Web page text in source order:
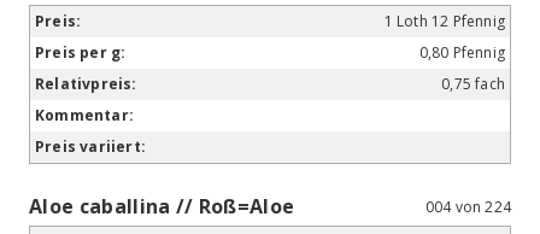
1 Loth 12 Pfennig
0,80 Pfennig
0,75 fach
Aloe caballina // Roß=Aloe
004 von 224